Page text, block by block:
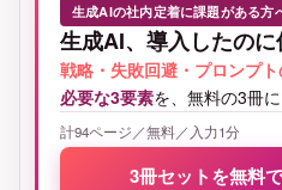
生成AIの社内定着に課題がある方
生成AI、導入したの
戦略・失敗回避・プロンプト
必要な3要素を、無料の3冊に
計94ページ／無料／入力1分
3冊セットを無料